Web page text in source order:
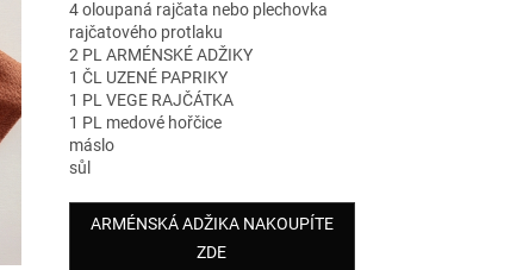
4 oloupaná rajčata nebo plechovka
rajčatového protlaku
2 PL ARMÉNSKÉ ADŽIKY
1 ČL UZENÉ PAPRIKY
1 PL VEGE RAJČÁTKA
1 PL medové hořčice
máslo
sůl
ARMÉNSKÁ ADŽIKA NAKOUPÍTE
ZDE